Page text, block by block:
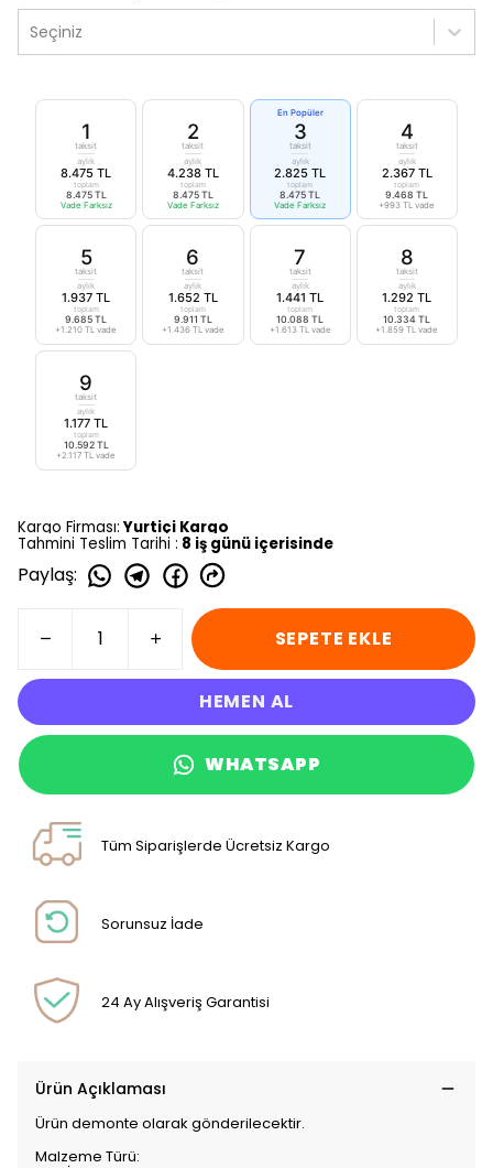
Seçiniz
1
taksit
aylık
8.475 TL
toplam
8.475 TL
Vade Farksız
2
taksit
aylık
4.238 TL
toplam
8.475 TL
Vade Farksız
En Popüler
3
taksit
aylık
2.825 TL
toplam
8.475 TL
Vade Farksız
4
taksit
aylık
2.367 TL
toplam
9.468 TL
+993 TL vade
5
taksit
aylık
1.937 TL
toplam
9.685 TL
+1.210 TL vade
6
taksit
aylık
1.652 TL
toplam
9.911 TL
+1.436 TL vade
7
taksit
aylık
1.441 TL
toplam
10.088 TL
+1.613 TL vade
8
taksit
aylık
1.292 TL
toplam
10.334 TL
+1.859 TL vade
9
taksit
aylık
1.177 TL
toplam
10.592 TL
+2.117 TL vade
Kargo Firması: Yurtiçi Kargo
Tahmini Teslim Tarihi : 8 iş günü içerisinde
Paylaş:
SEPETE EKLE
HEMEN AL
WHATSAPP
Tüm Siparişlerde Ücretsiz Kargo
Sorunsuz İade
24 Ay Alışveriş Garantisi
Ürün Açıklaması
Ürün demonte olarak gönderilecektir.
Malzeme Türü: